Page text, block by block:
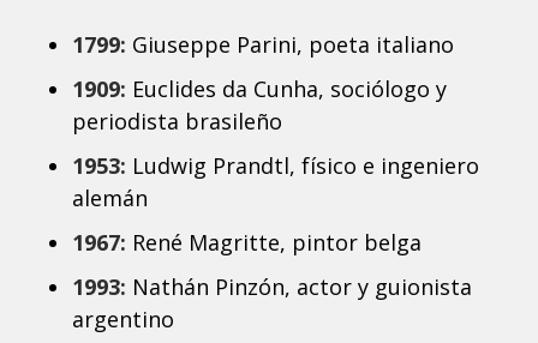
1799: Giuseppe Parini, poeta italiano
1909: Euclides da Cunha, sociólogo y
periodista brasileño
1953: Ludwig Prandtl, físico e ingeniero
alemán
1967: René Magritte, pintor belga
1993: Nathán Pinzón, actor y guionista
argentino